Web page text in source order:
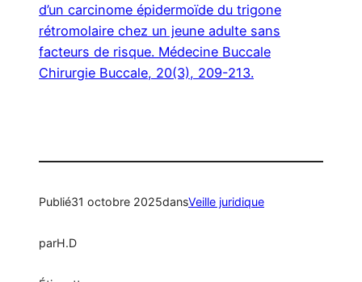
d’un carcinome épidermoïde du trigone
rétromolaire chez un jeune adulte sans
facteurs de risque. Médecine Buccale
Chirurgie Buccale, 20(3), 209-213.
Publié31 octobre 2025dansVeille juridique
parH.D